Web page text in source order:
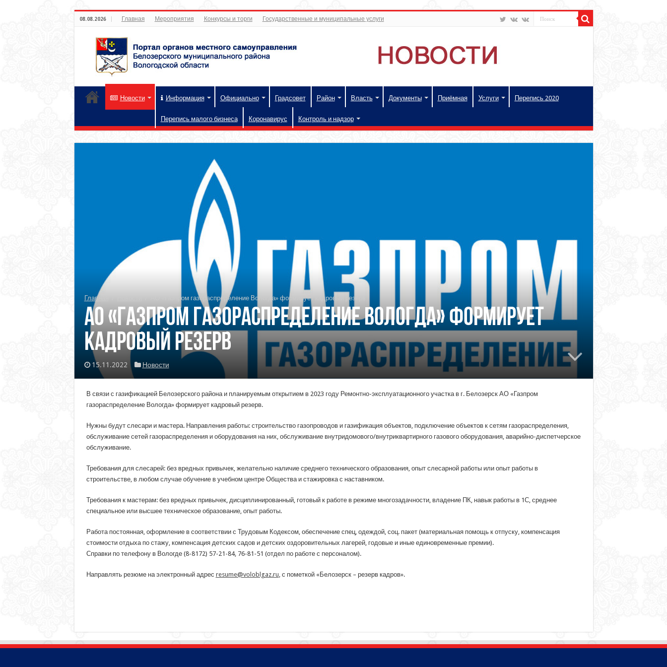
08.08.2026 Главная Мероприятия Конкурсы и торги Государственные и муниципальные услуги
Новости Информация Официально Градсовет Район Власть Документы Приёмная Услуги Перепись 2020
Перепись малого бизнеса Коронавирус Контроль и надзор
Главная АО «Газпром газораспределение Вологда» формирует кадровый резерв
АО «Газпром газораспределение Вологда» формирует
кадровый резерв
15.11.2022 Новости
В связи с газификацией Белозерского района и планируемым открытием в 2023 году Ремонтно-эксплуатационного участка в г. Белозерск АО «Газпром
газораспределение Вологда» формирует кадровый резерв.
Нужны будут слесари и мастера. Направления работы: строительство газопроводов и газификация объектов, подключение объектов к сетям газораспределения,
обслуживание сетей газораспределения и оборудования на них, обслуживание внутридомового/внутриквартирного газового оборудования, аварийно-диспетчерское
обслуживание.
Требования для слесарей: без вредных привычек, желательно наличие среднего технического образования, опыт слесарной работы или опыт работы в
строительстве, в любом случае обучение в учебном центре Общества и стажировка с наставником.
Требования к мастерам: без вредных привычек, дисциплинированный, готовый к работе в режиме многозадачности, владение ПК, навык работы в 1С, среднее
специальное или высшее техническое образование, опыт работы.
Работа постоянная, оформление в соответствии с Трудовым Кодексом, обеспечение спец, одеждой, соц. пакет (материальная помощь к отпуску, компенсация
стоимости отдыха по стажу, компенсация детских садов и детских оздоровительных лагерей, годовые и иные единовременные премии).
Справки по телефону в Вологде (8-8172) 57-21-84, 76-81-51 (отдел по работе с персоналом).
Направлять резюме на электронный адрес resume@voloblgaz.ru, с пометкой «Белозерск – резерв кадров».